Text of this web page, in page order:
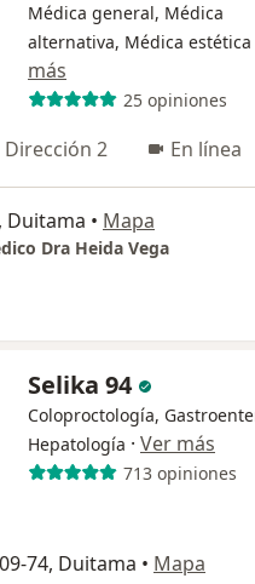
Médica general, Médica
alternativa, Médica estética
más
25 opiniones
Dirección 2 En línea
Duitama • Mapa
Dra Heida Vega
Selika 94
Coloproctología,
Hepatología · Ver más
713 opiniones
74, Duitama • Mapa